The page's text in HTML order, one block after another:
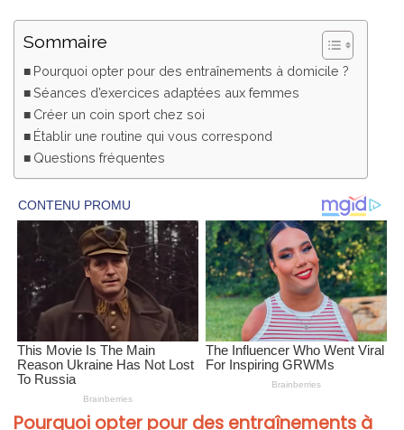
Sommaire
Pourquoi opter pour des entraînements à domicile ?
Séances d’exercices adaptées aux femmes
Créer un coin sport chez soi
Établir une routine qui vous correspond
Questions fréquentes
Pourquoi opter pour des entraînements à